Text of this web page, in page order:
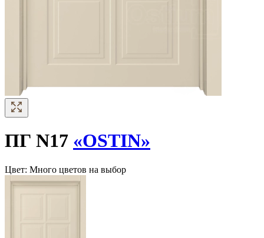
ПГ N17 «OSTIN»
Цвет: Много цветов на выбор